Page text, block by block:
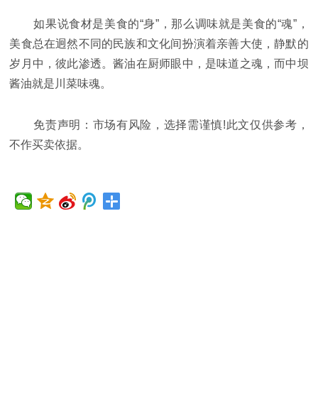
如果说食材是美食的“身”，那么调味就是美食的“魂”，
美食总在迥然不同的民族和文化间扮演着亲善大使，静默的
岁月中，彼此渗透。酱油在厨师眼中，是味道之魂，而中坝
酱油就是川菜味魂。
免责声明：市场有风险，选择需谨慎!此文仅供参考，
不作买卖依据。